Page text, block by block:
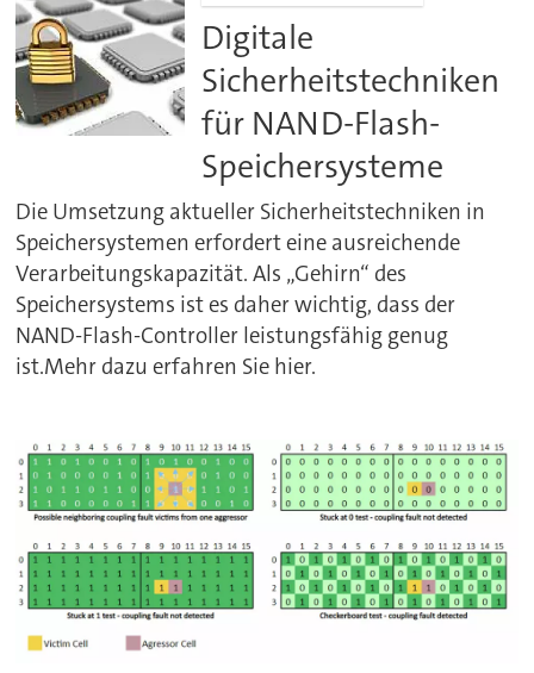
Digitale
Sicherheitstechniken
für NAND-Flash-
Speichersysteme
Die Umsetzung aktueller Sicherheitstechniken in
Speichersystemen erfordert eine ausreichende
Verarbeitungskapazität. Als „Gehirn“ des
Speichersystems ist es daher wichtig, dass der
NAND-Flash-Controller leistungsfähig genug
ist.Mehr dazu erfahren Sie hier.